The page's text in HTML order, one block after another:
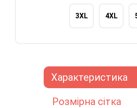
3XL 4XL
Характеристика
Розмірна сітка